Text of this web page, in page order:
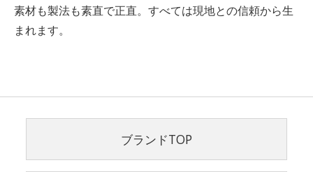
素材も製法も素直で正直。すべては現地との信頼から生
まれます。
ブランドTOP